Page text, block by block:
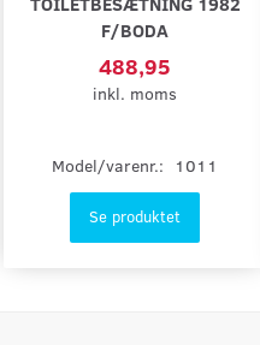
F/BODA
488,95
inkl. moms
Model/varenr.: 1011
Se produktet